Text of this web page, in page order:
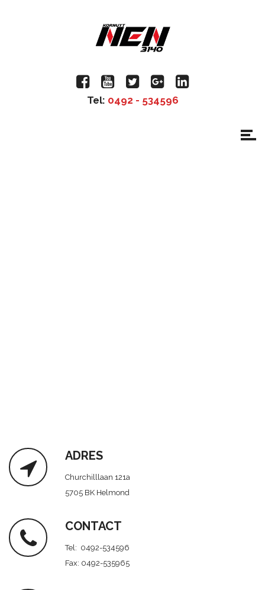
Tel: 0492 - 534596
ADRES
Churchilllaan 121a
5705 BK Helmond
CONTACT
Tel: 0492-534596
Fax: 0492-535965